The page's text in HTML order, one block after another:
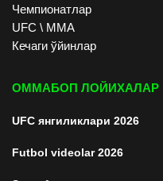
Чемпионатлар
UFC \ ММА
Кечаги ўйинлар
ОММАБОП ЛОЙИХАЛАР
UFC янгиликлари 2026
Futbol videolar 2026